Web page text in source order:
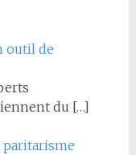
outil de
du […]